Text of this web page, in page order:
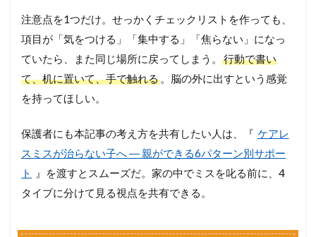
注意点を1つだけ。せっかくチェックリストを作っても、
項目が「気をつける」「集中する」「焦らない」になっ
ていたら、また同じ場所に戻ってしまう。
行動で書い
て、机に置いて、手で触れる 。脳の外に出すという感覚
を持ってほしい。
保護者にも本記事の考え方を共有したい人は、『 ケアレ
スミスが治らない子へ ― 親ができる6パターン別サポー
ト
』を渡すとスムーズだ。家の中でミスを叱る前に、4
タイプに分けて見る視点を共有できる。